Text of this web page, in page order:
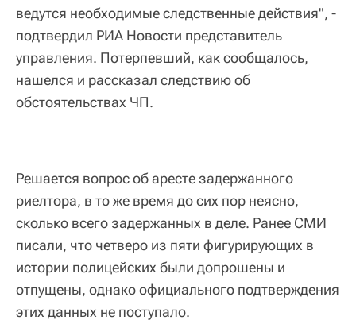
ведутся необходимые следственные действия", -
подтвердил РИА Новости представитель
управления. Потерпевший, как сообщалось,
нашелся и рассказал следствию об
обстоятельствах ЧП.
Решается вопрос об аресте задержанного
риелтора, в то же время до сих пор неясно,
сколько всего задержанных в деле. Ранее СМИ
писали, что четверо из пяти фигурирующих в
истории полицейских были допрошены и
отпущены, однако официального подтверждения
этих данных не поступало.